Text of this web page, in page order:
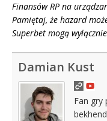
Finansów RP na
Pamiętaj, że hazard
Superbet mogą
Damian Kust
Fan gry